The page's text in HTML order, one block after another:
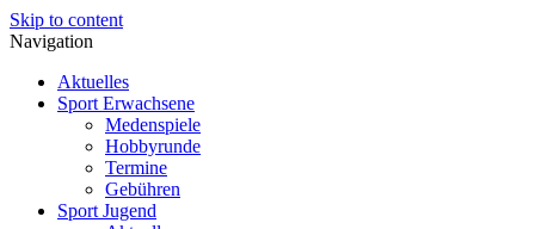
Skip to content
Navigation
Aktuelles
Sport Erwachsene
Medenspiele
Hobbyrunde
Termine
Gebühren
Sport Jugend